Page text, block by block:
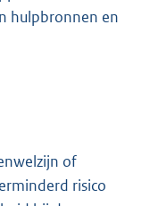
hulpbronnen en
of
risico